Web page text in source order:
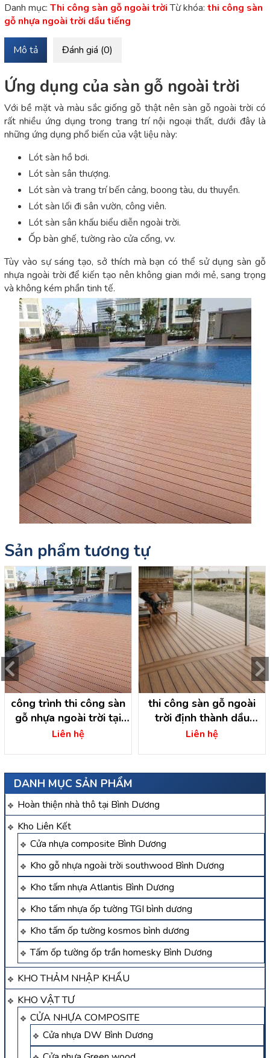
DANH MỤC SẢN PHẨM
Hoàn thiện nhà thô tại Bình Dương
Kho Liên Kết
Cửa nhựa composite Bình Dương
Kho gỗ nhựa ngoài trời southwood Bình Dương
Kho tấm nhựa Atlantis Bình Dương
Kho tấm nhựa ốp tường TGI bình dương
Kho tấm ốp tường kosmos bình dương
Tấm ốp tường ốp trần homesky Bình Dương
KHO THẢM NHẬP KHẨU
KHO VẬT TƯ
CỬA NHỰA COMPOSITE
Cửa nhựa DW Bình Dương
Danh mục: Thi công sàn gỗ ngoài trời Từ khóa: thi công sàn
gỗ nhựa ngoài trời dầu tiếng
Mô tả Đánh giá (0)
Ứng dụng của sàn gỗ ngoài trời
Với bề mặt và màu sắc giống gỗ thật nên sàn gỗ ngoài trời có
rất nhiều ứng dụng trong trang trí nội ngoại thất, dưới đây là
những ứng dụng phổ biến của vật liệu này:
Lót sàn hồ bơi.
Lót sàn sân thượng.
Lót sàn và trang trí bến cảng, boong tàu, du thuyền.
Lót sàn lối đi sân vườn, công viên.
Lót sàn sân khấu biểu diễn ngoài trời.
Ốp bàn ghế, tường rào cửa cổng, vv.
Tùy vào sự sáng tạo, sở thích mà bạn có thể sử dụng sàn gỗ
nhựa ngoài trời để kiến tạo nên không gian mới mẻ, sang trọng
và không kém phần tinh tế.
Sản phẩm tương tự
công trình thi công sàn
gỗ nhựa ngoài trời tại
minh thạnh dầu tiếng –
Liên hệ
thi công sàn gỗ ngoài
trời định thành dầu
tiếng- bình dương.thi
Liên hệ